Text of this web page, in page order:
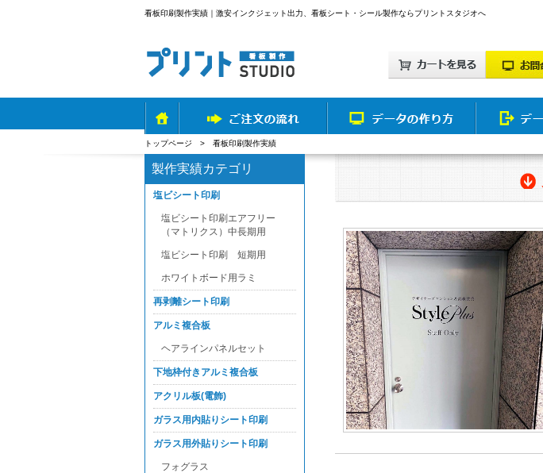
看板印刷製作実績｜激安インクジェット出力、看板シート・シール製作ならプリントスタジオへ
トップページ > 看板印刷製作実績
製作実績カテゴリ
塩ビシート印刷
塩ビシート印刷エアフリー
（マトリクス）中長期用
塩ビシート印刷 短期用
ホワイトボード用ラミ
再剥離シート印刷
アルミ複合板
ヘアラインパネルセット
下地枠付きアルミ複合板
アクリル板(電飾)
ガラス用内貼りシート印刷
ガラス用外貼りシート印刷
フォグラス